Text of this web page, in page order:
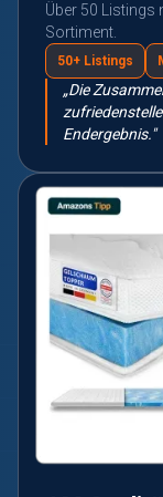
Über 50 Listings
Sortiment.
50+ Listings
„Die
Endergebnis."